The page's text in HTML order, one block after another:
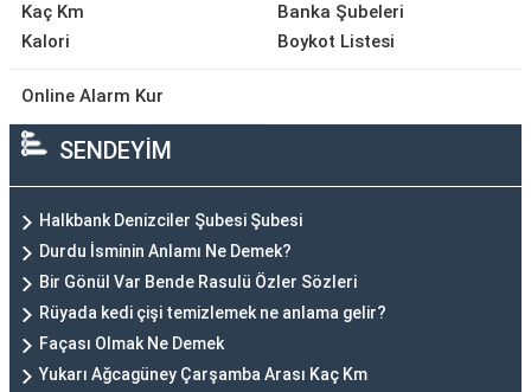
Kaç Km
Kalori
Banka Şubeleri
Boykot Listesi
Online Alarm Kur
SENDEYİM
Halkbank Denizciler Şubesi Şubesi
Durdu İsminin Anlamı Ne Demek?
Bir Gönül Var Bende Rasulü Özler Sözleri
Rüyada kedi çişi temizlemek ne anlama gelir?
Façası Olmak Ne Demek
Yukarı Ağcagüney Çarşamba Arası Kaç Km